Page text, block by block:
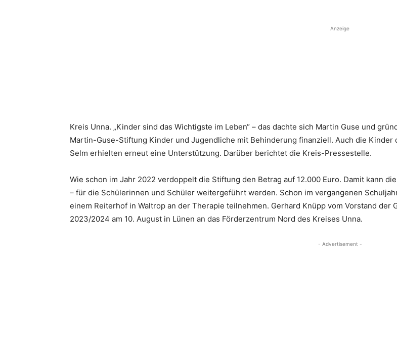
Anzeige
Kreis Unna. „Kinder sind das Wichtigste im Leben“ – das dachte sich Martin Guse und
Martin-Guse-Stiftung Kinder und Jugendliche mit Behinderung finanziell. Auch die
Selm erhielten erneut eine Unterstützung. Darüber berichtet die Kreis-Pressestelle.
Wie schon im Jahr 2022 verdoppelt die Stiftung den Betrag auf 12.000 Euro. Damit kann
– für die Schülerinnen und Schüler weitergeführt werden. Schon im vergangenen
einem Reiterhof in Waltrop an der Therapie teilnehmen. Gerhard Knüpp vom Vorstand
2023/2024 am 10. August in Lünen an das Förderzentrum Nord des Kreises Unna.
- Advertisement -